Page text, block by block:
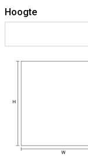
Hoogte